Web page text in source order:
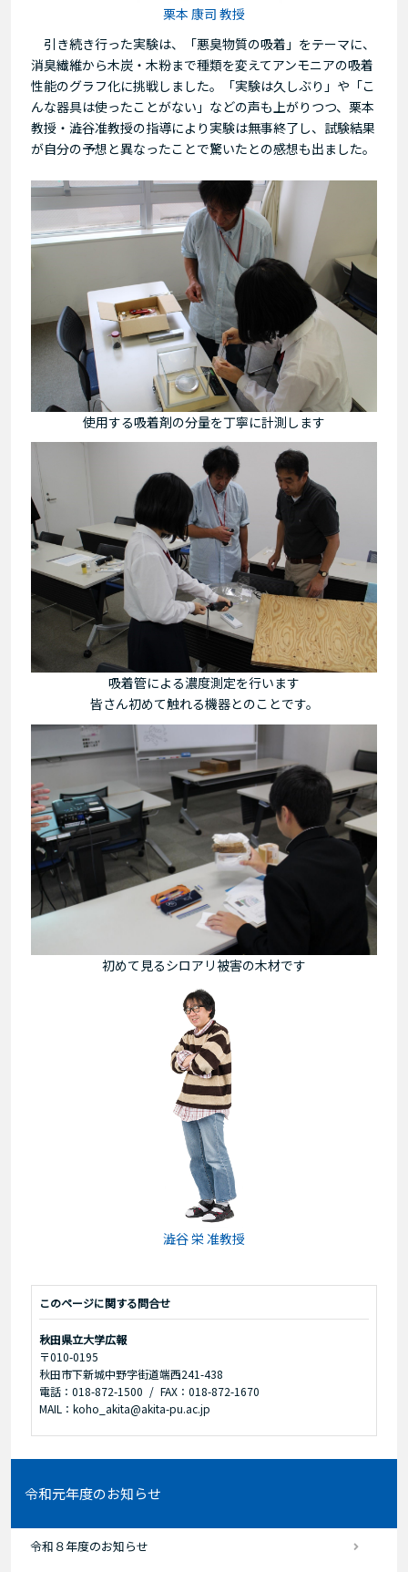
栗本 康司 教授
引き続き行った実験は、「悪臭物質の吸着」をテーマに、
消臭繊維から木炭・木粉まで種類を変えてアンモニアの吸着
性能のグラフ化に挑戦しました。「実験は久しぶり」や「こ
んな器具は使ったことがない」などの声も上がりつつ、栗本
教授・澁谷准教授の指導により実験は無事終了し、試験結果
が自分の予想と異なったことで驚いたとの感想も出ました。
使用する吸着剤の分量を丁寧に計測します
吸着管による濃度測定を行います
皆さん初めて触れる機器とのことです。
初めて見るシロアリ被害の木材です
澁谷 栄 准教授
このページに関する問合せ
秋田県立大学広報
〒010-0195
秋田市下新城中野字街道端西241-438
電話：018-872-1500
FAX：018-872-1670
MAIL：koho_akita@akita-pu.ac.jp
令和元年度のお知らせ
令和８年度のお知らせ